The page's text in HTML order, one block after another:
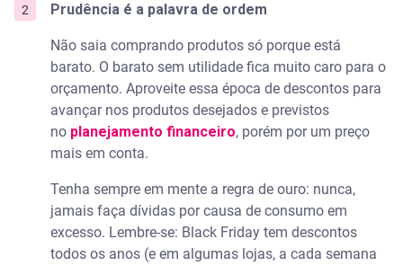
Prudência é a palavra de ordem
Não saia comprando produtos só porque está
barato. O barato sem utilidade fica muito caro para o
orçamento. Aproveite essa época de descontos para
avançar nos produtos desejados e previstos
no planejamento financeiro, porém por um preço
mais em conta.
Tenha sempre em mente a regra de ouro: nunca,
jamais faça dívidas por causa de consumo em
excesso. Lembre-se: Black Friday tem descontos
todos os anos (e em algumas lojas, a cada semana